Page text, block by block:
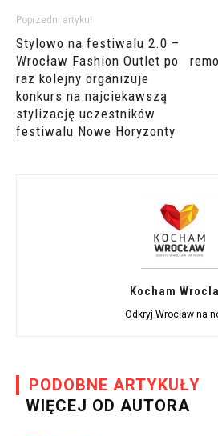
Poprzedni artykuł
Stylowo na festiwalu 2.0 –
Wrocław Fashion Outlet po
raz kolejny organizuje
konkurs na najciekawszą
stylizację uczestników
festiwalu Nowe Horyzonty
Kocham
Odkryj Wrocław na
PODOBNE ARTYKUŁY
WIĘCEJ OD AUTORA